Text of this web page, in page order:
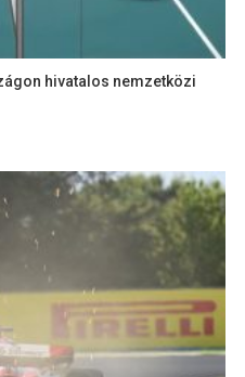
hivatalos nemzetközi